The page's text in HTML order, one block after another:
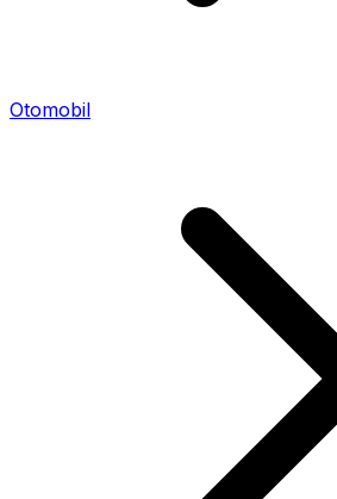
Otomobil